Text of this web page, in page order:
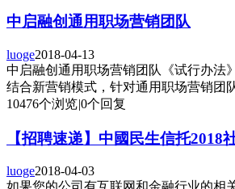
中启融创通用职场营销团队
luoge2018-04-13
中启融创通用职场营销团队《试行办法
结合新营销模式，针对通用职场营销团
10476个浏览|0个回复
【招聘速递】中國民生信托2018
luoge2018-04-03